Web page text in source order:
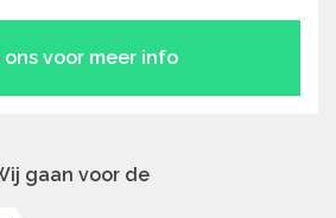
ons voor meer info
gaan voor de